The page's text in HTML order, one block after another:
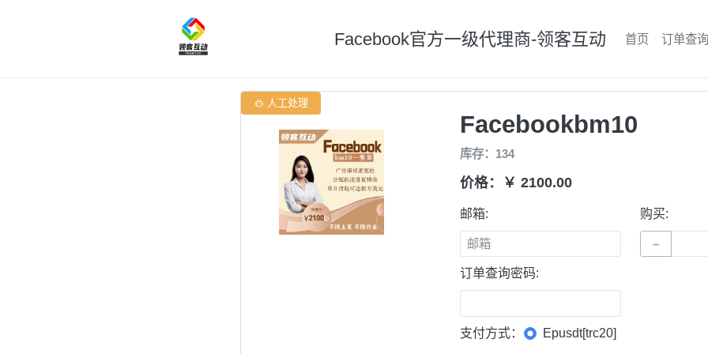
Facebook官方一级代理商-领客互动 首页 订单查询
 人工处理
Facebookbm10
库存：134
价格：￥ 2100.00
邮箱: 购买:
−
订单查询密码:
支付方式： Epusdt[trc20]